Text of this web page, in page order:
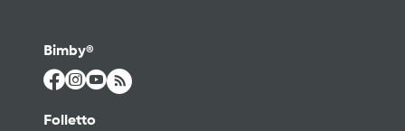
Bimby®
Folletto